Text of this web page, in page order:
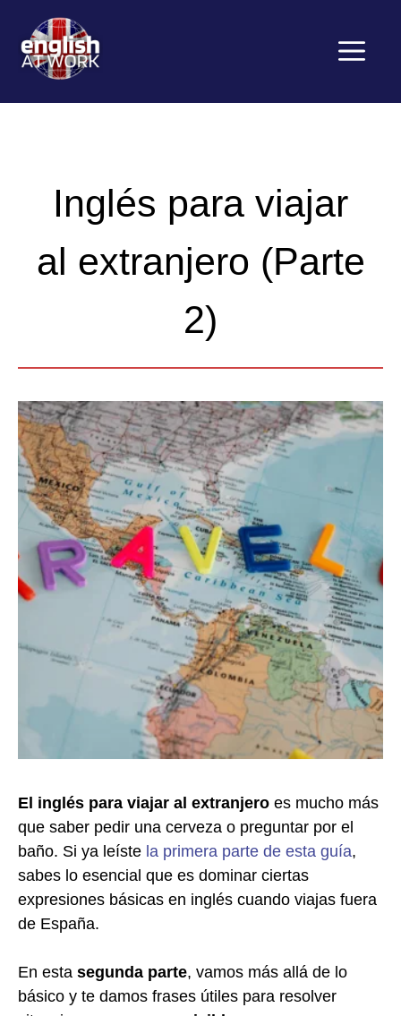
contenido
Menú
Inglés para viajar
al extranjero (Parte
2)
El inglés para viajar al extranjero es mucho más
que saber pedir una cerveza o preguntar por el
baño. Si ya leíste la primera parte de esta guía,
sabes lo esencial que es dominar ciertas
expresiones básicas en inglés cuando viajas fuera
de España.
En esta segunda parte, vamos más allá de lo
básico y te damos frases útiles para resolver